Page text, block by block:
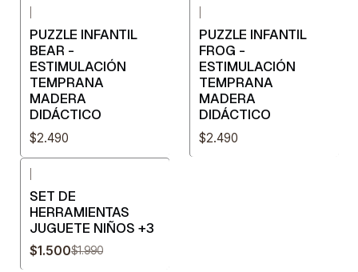
PUZZLE INFANTIL
BEAR -
ESTIMULACIÓN
TEMPRANA
MADERA
DIDÁCTICO
$2.490
PUZZLE INFANTIL
FROG -
ESTIMULACIÓN
TEMPRANA
MADERA
DIDÁCTICO
$2.490
SET DE
HERRAMIENTAS
JUGUETE NIÑOS +3
$1.500$1.990